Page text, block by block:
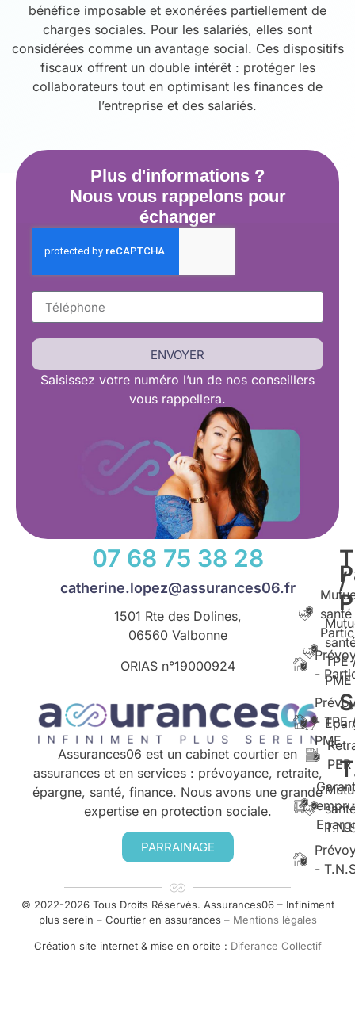
bénéfice imposable et exonérées partiellement de
charges sociales. Pour les salariés, elles sont
considérées comme un avantage social. Ces dispositifs
fiscaux offrent un double intérêt : protéger les
collaborateurs tout en optimisant les finances de
l’entreprise et des salariés.
Plus d'informations ?
Nous vous rappelons pour
échanger
ENVOYER
Saisissez votre numéro l’un de nos conseillers
vous rappellera.
07 68 75 38 28
catherine.lopez@assurances06.fr
1501 Rte des Dolines,
06560 Valbonne
ORIAS n°19000924
Assurances06 est un cabinet courtier en
assurances et en services : prévoyance, retraite,
épargne, santé, finance. Nous avons une grande
expertise en protection sociale.
PARRAINAGE
/
TPE
PME
- TPE
PME
-
-
PER
© 2022-2026 Tous Droits Réservés. Assurances06 – Infiniment
plus serein – Courtier en assurances – Mentions légales
Création site internet & mise en orbite : Diferance Collectif